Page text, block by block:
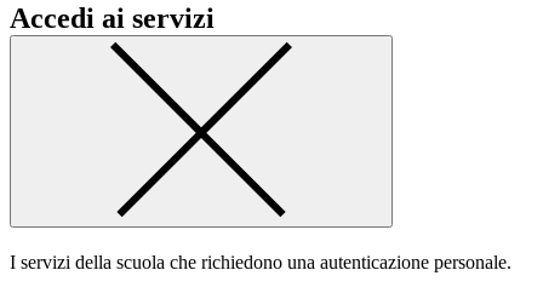
Accedi ai servizi
I servizi della scuola che richiedono una autenticazione personale.